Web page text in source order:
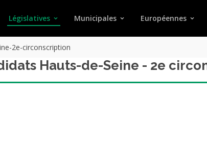
Législatives Municipales Européennes
2e-circonscription
Hauts-de-Seine - 2e